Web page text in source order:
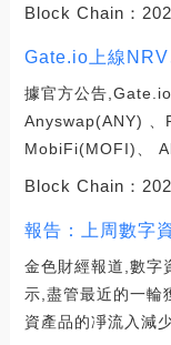
Block Chain：
Gate.io上線
據官方公告
Anyswap(ANY) 、
MobiFi(MOFI)、
Block Chain：
報告：上周數字
金色財經報道,數字
示,盡管最近的一輪
資產品的凈流入減